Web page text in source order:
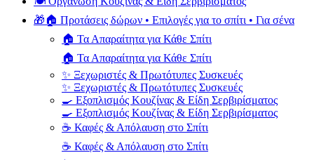
🎁🏠 Προτάσεις δώρων • Επιλογές για το σπίτι • Για σένα
🏠 Τα Απαραίτητα για Κάθε Σπίτι
🏠 Τα Απαραίτητα για Κάθε Σπίτι
✨ Ξεχωριστές & Πρωτότυπες Συσκευές
✨ Ξεχωριστές & Πρωτότυπες Συσκευές
🍳 Εξοπλισμός Κουζίνας & Είδη Σερβιρίσματος
🍳 Εξοπλισμός Κουζίνας & Είδη Σερβιρίσματος
☕ Καφές & Απόλαυση στο Σπίτι
☕ Καφές & Απόλαυση στο Σπίτι